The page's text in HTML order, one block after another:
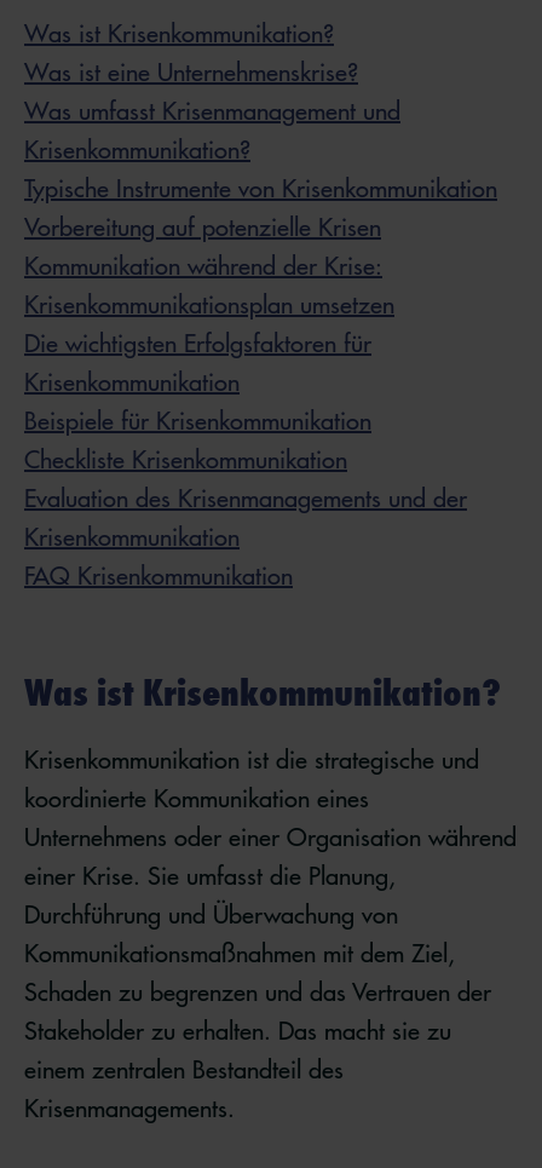
Was ist Krisenkommunikation?
Was ist eine Unternehmenskrise?
Was umfasst Krisenmanagement und
Krisenkommunikation?
Typische Instrumente von Krisenkommunikation
Vorbereitung auf potenzielle Krisen
Kommunikation während der Krise:
Krisenkommunikationsplan umsetzen
Die wichtigsten Erfolgsfaktoren für
Krisenkommunikation
Beispiele für Krisenkommunikation
Checkliste Krisenkommunikation
Evaluation des Krisenmanagements und der
Krisenkommunikation
FAQ Krisenkommunikation
Was ist Krisenkommunikation?
Krisenkommunikation ist die strategische und
koordinierte Kommunikation eines
Unternehmens oder einer Organisation während
einer Krise. Sie umfasst die Planung,
Durchführung und Überwachung von
Kommunikationsmaßnahmen mit dem Ziel,
Schaden zu begrenzen und das Vertrauen der
Stakeholder zu erhalten. Das macht sie zu
einem zentralen Bestandteil des
Krisenmanagements.